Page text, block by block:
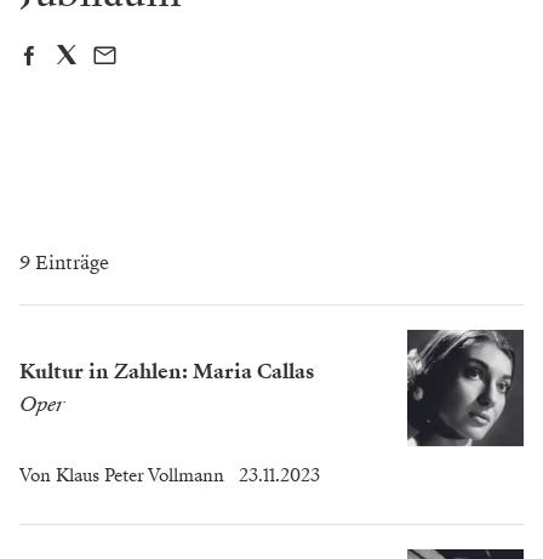
9 Einträge
Kultur in Zahlen: Maria Callas
Oper
Von Klaus Peter Vollmann 23.11.2023